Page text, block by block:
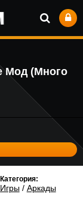
Мод (Много
Категория:
Игры/ Аркады